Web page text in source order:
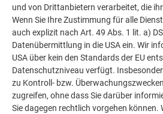
Aluminium eingesetzt werden
weitere beeindruckende Projekte
PREFA Aluminiumlösungen für
Fassade.
MEHR REFERENZEN ANSEHEN
und von Drittanbietern verarbeitet, die
Wenn Sie Ihre Zustimmung für alle
auch explizit nach Art. 49 Abs. 1 lit. a)
Datenübermittlung in die USA ein. Wir
USA über kein den Standards der EU
Datenschutzniveau verfügt.
zu Kontroll- bzw.
zugreifen, ohne dass Sie darüber
Sie dagegen rechtlich vorgehen können.